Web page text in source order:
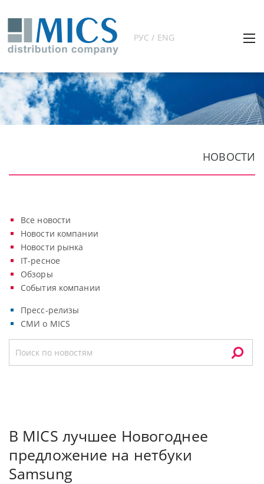
РУС / ENG
НОВОСТИ
Все новости
Новости компании
Новости рынка
IT-ресное
Обзоры
События компании
Пресс-релизы
СМИ о MICS
В MICS лучшее Новогоднее
предложение на нетбуки
Samsung